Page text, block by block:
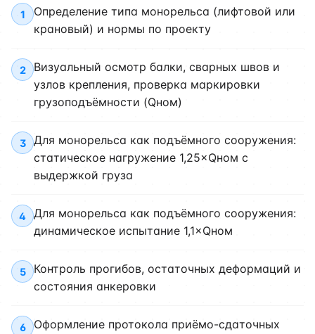
1
Определение типа монорельса (лифтовой или
крановый) и нормы по проекту
2
Визуальный осмотр балки, сварных швов и
узлов крепления, проверка маркировки
грузоподъёмности (Qном)
3
Для монорельса как подъёмного сооружения:
статическое нагружение 1,25×Qном с
выдержкой груза
4
Для монорельса как подъёмного сооружения:
динамическое испытание 1,1×Qном
5
Контроль прогибов, остаточных деформаций и
состояния анкеровки
6
Оформление протокола приёмо-сдаточных